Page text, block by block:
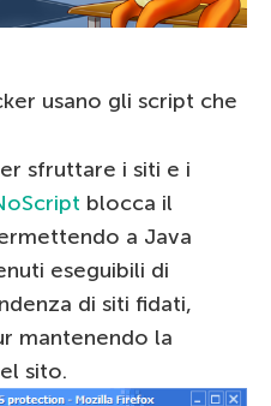
usano gli script che
sfruttare i siti e i
blocca il
a Java
eseguibili di
di siti fidati,
mantenendo la
sito.